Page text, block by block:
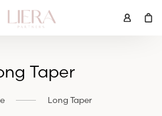
Taper
Long Taper